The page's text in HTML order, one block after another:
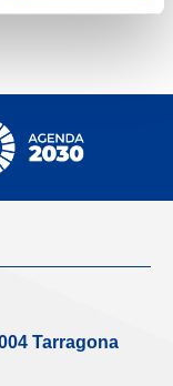
Tarragona